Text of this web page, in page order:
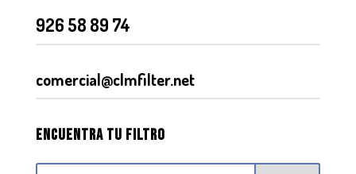
926 58 89 74
comercial@clmfilter.net
Encuentra tu filtro